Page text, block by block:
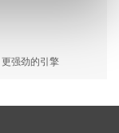
强劲的引擎